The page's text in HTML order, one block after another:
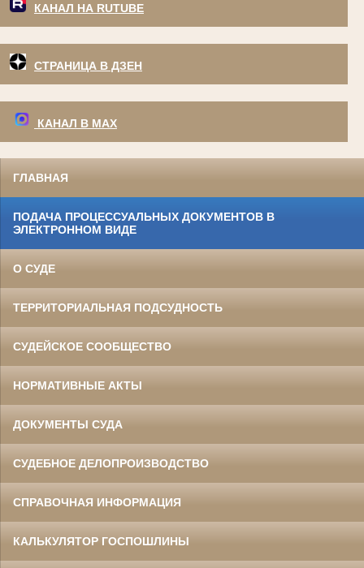
КАНАЛ НА RUTUBE
СТРАНИЦА В ДЗЕН
КАНАЛ В МАХ
ГЛАВНАЯ
ПОДАЧА ПРОЦЕССУАЛЬНЫХ ДОКУМЕНТОВ В
ЭЛЕКТРОННОМ ВИДЕ
О СУДЕ
ТЕРРИТОРИАЛЬНАЯ ПОДСУДНОСТЬ
СУДЕЙСКОЕ СООБЩЕСТВО
НОРМАТИВНЫЕ АКТЫ
ДОКУМЕНТЫ СУДА
СУДЕБНОЕ ДЕЛОПРОИЗВОДСТВО
СПРАВОЧНАЯ ИНФОРМАЦИЯ
КАЛЬКУЛЯТОР ГОСПОШЛИНЫ